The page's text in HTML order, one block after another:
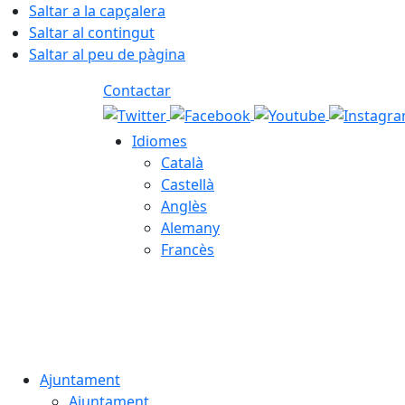
Saltar a la capçalera
Saltar al contingut
Saltar al peu de pàgina
Contactar
Idiomes
Català
Castellà
Anglès
Alemany
Francès
Ajuntament